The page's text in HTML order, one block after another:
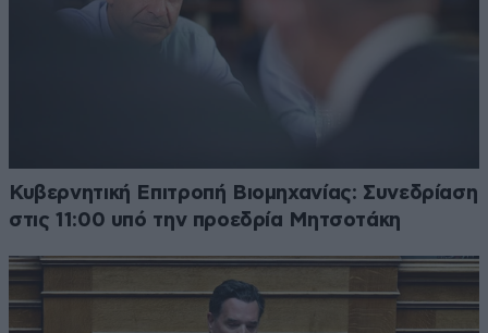
Κυβερνητική Επιτροπή Βιομηχανίας: Συνεδρίαση
στις 11:00 υπό την προεδρία Μητσοτάκη